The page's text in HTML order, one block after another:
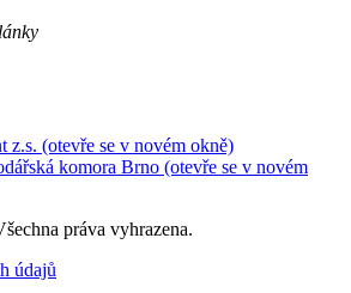
z.s. (otevře se v novém okně)
komora Brno (otevře se v novém
práva vyhrazena.
údajů